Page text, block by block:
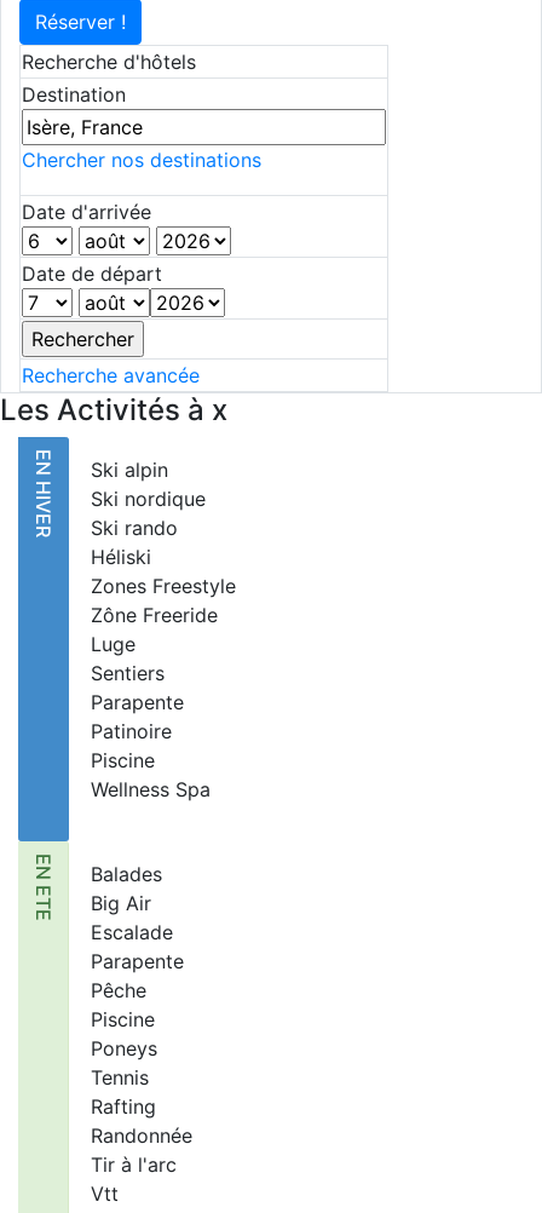
Réserver !
Recherche d'hôtels
Destination
Chercher nos destinations
Date d'arrivée
Date de départ
Recherche avancée
Les Activités à x
EN HIVER
Ski alpin
Ski nordique
Ski rando
Héliski
Zones Freestyle
Zône Freeride
Luge
Sentiers
Parapente
Patinoire
Piscine
Wellness Spa
EN ETE
Balades
Big Air
Escalade
Parapente
Pêche
Piscine
Poneys
Tennis
Rafting
Randonnée
Tir à l'arc
Vtt